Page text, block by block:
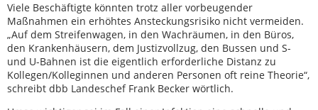
Viele Beschäftigte könnten trotz aller vorbeugender
Maßnahmen ein erhöhtes Ansteckungsrisiko nicht vermeiden.
„Auf dem Streifenwagen, in den Wachräumen, in den Büros,
den Krankenhäusern, dem Justizvollzug, den Bussen und S-
und U-Bahnen ist die eigentlich erforderliche Distanz zu
Kollegen/Kolleginnen und anderen Personen oft reine Theorie“,
schreibt dbb Landeschef Frank Becker wörtlich.